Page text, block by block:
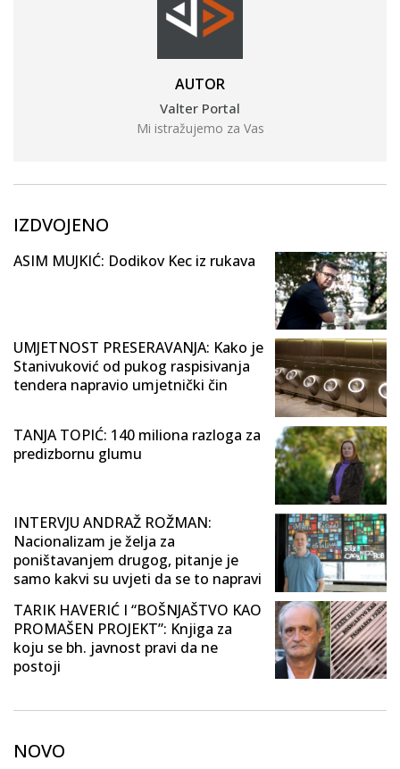
AUTOR
Valter Portal
Mi istražujemo za Vas
IZDVOJENO
ASIM MUJKIĆ: Dodikov Kec iz rukava
UMJETNOST PRESERAVANJA: Kako je
Stanivuković od pukog raspisivanja
tendera napravio umjetnički čin
TANJA TOPIĆ: 140 miliona razloga za
predizbornu glumu
INTERVJU ANDRAŽ ROŽMAN:
Nacionalizam je želja za
poništavanjem drugog, pitanje je
samo kakvi su uvjeti da se to napravi
TARIK HAVERIĆ I “BOŠNJAŠTVO KAO
PROMAŠEN PROJEKT”: Knjiga za
koju se bh. javnost pravi da ne
postoji
NOVO